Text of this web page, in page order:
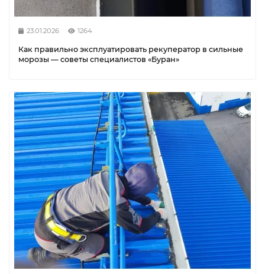
23.01.2026 1264
Как правильно эксплуатировать рекуператор в сильные
морозы — советы специалистов «Буран»